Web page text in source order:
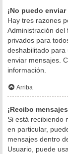
¡No puedo
Hay tres razones
Administración del
privados para
deshabilitado
enviar mensajes.
información.
Arriba
¡Recibo
Si está recibiendo
en particular,
mensajes dentro
Usuario, puede